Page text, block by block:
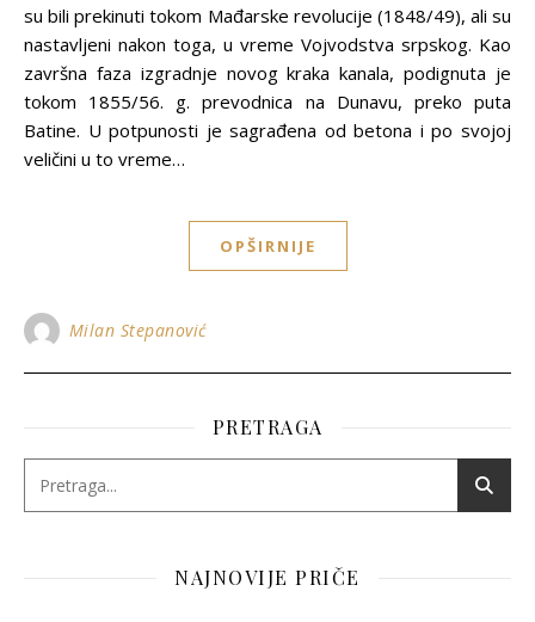
su bili prekinuti tokom Mađarske revolucije (1848/49), ali su
nastavljeni nakon toga, u vreme Vojvodstva srpskog. Kao
završna faza izgradnje novog kraka kanala, podignuta je
tokom 1855/56. g. prevodnica na Dunavu, preko puta
Batine. U potpunosti je sagrađena od betona i po svojoj
veličini u to vreme…
OPŠIRNIJE
Milan Stepanović
PRETRAGA
NAJNOVIJE PRIČE